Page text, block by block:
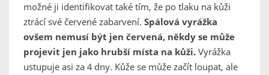
možné ji identifikovat také tím, že po tlaku na kůži
ztrácí své červené zabarvení. Spálová vyrážka
ovšem nemusí být jen červená, někdy se může
projevit jen jako hrubší místa na kůži. Vyrážka
ustupuje asi za 4 dny. Kůže se může začít loupat, ale